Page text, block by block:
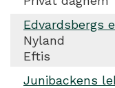
Edvardsbergs
Nyland
Eftis
Junibackens